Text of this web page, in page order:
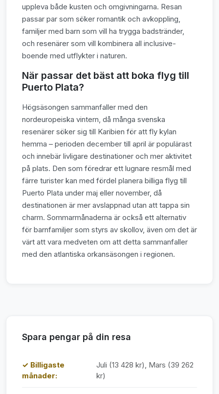
uppleva både kusten och omgivningarna. Resan
passar par som söker romantik och avkoppling,
familjer med barn som vill ha trygga badstränder,
och resenärer som vill kombinera all inclusive-
boende med utflykter i naturen.
När passar det bäst att boka flyg till
Puerto Plata?
Högsäsongen sammanfaller med den
nordeuropeiska vintern, då många svenska
resenärer söker sig till Karibien för att fly kylan
hemma – perioden december till april är populärast
och innebär livligare destinationer och mer aktivitet
på plats. Den som föredrar ett lugnare resmål med
färre turister kan med fördel planera billiga flyg till
Puerto Plata under maj eller november, då
destinationen är mer avslappnad utan att tappa sin
charm. Sommarmånaderna är också ett alternativ
för barnfamiljer som styrs av skollov, även om det är
värt att vara medveten om att detta sammanfaller
med den atlantiska orkansäsongen i regionen.
Spara pengar på din resa
✓ Billigaste
månader:
Juli (13 428 kr), Mars (39 262
kr)